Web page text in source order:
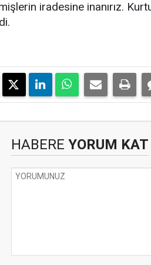
iradesine inanırız.
HABERE YORUM KAT